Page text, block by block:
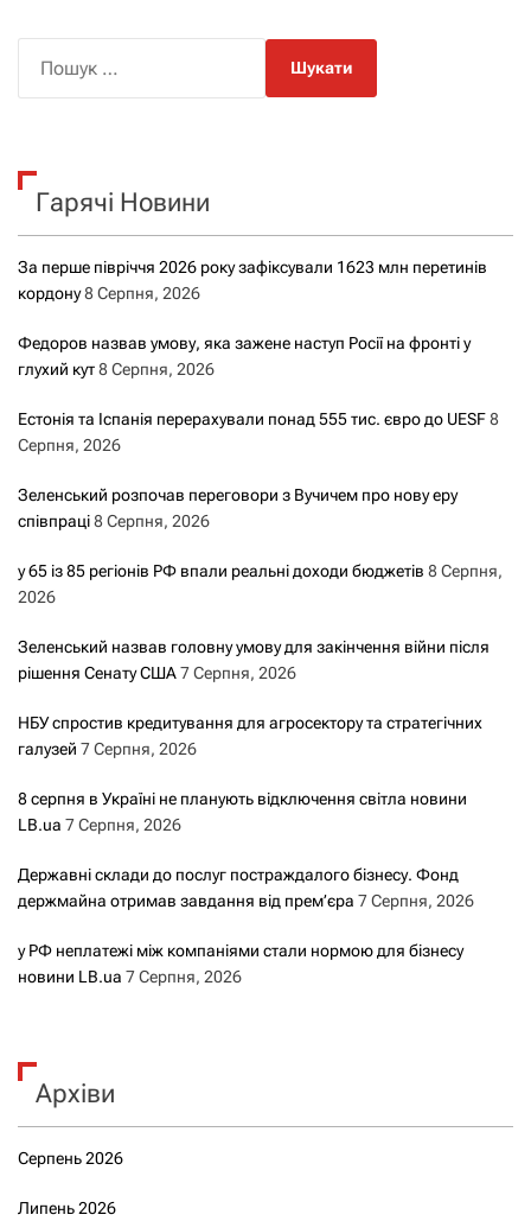
к
Гарячі Новини
За перше півріччя 2026 року зафіксували 1623 млн перетинів
кордону8 Серпня, 2026
Федоров назвав умову, яка зажене наступ Росії на фронті у
глухий кут8 Серпня, 2026
Естонія та Іспанія перерахували понад 555 тис. євро до UESF8
Серпня, 2026
Зеленський розпочав переговори з Вучичем про нову еру
співпраці8 Серпня, 2026
у 65 із 85 регіонів РФ впали реальні доходи бюджетів 8 Серпня,
2026
Зеленський назвав головну умову для закінчення війни після
рішення Сенату США7 Серпня, 2026
НБУ спростив кредитування для агросектору та стратегічних
галузей 7 Серпня, 2026
8 серпня в Україні не планують відключення світла новини
LB.ua 7 Серпня, 2026
Державні склади до послуг постраждалого бізнесу. Фонд
держмайна отримав завдання від прем’єра 7 Серпня, 2026
у РФ неплатежі між компаніями стали нормою для бізнесу
новини LB.ua 7 Серпня, 2026
Архіви
Серпень 2026
Липень 2026